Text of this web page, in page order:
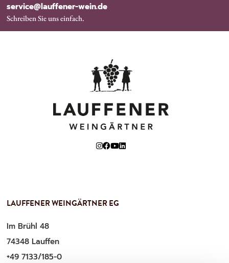
service@lauffener-wein.de
Schreiben Sie uns einfach.
LAUFFENER WEINGÄRTNER EG
Im Brühl 48
74348 Lauffen
+49 7133/185-0